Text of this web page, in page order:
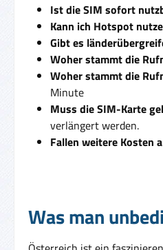
Ist die SIM sofort
Kann ich Hotspot
Gibt es
Woher stammt die
Woher stammt die
Minute
Muss die SIM-Karte
verlängert werden.
Fallen weitere Kosten
Was man